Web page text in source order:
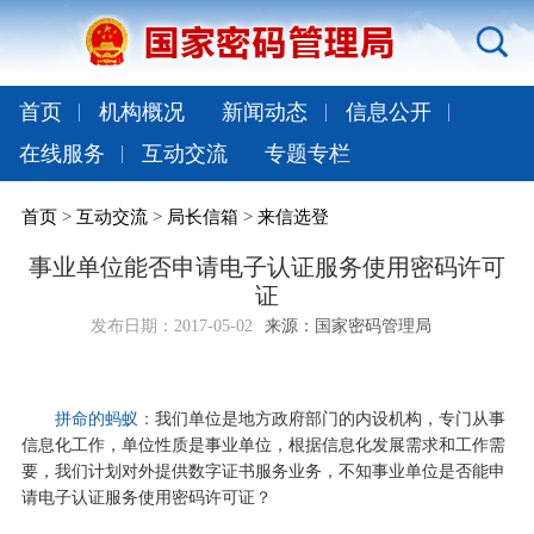
首页 机构概况 新闻动态
信息公开
在线服务
互动交流 专题专栏
首页> 互动交流> 局长信箱 > 来信选登
事业单位能否申请电子认证服务使用密码许可
证
发布日期： 2017-05-02 来源：国家密码管理局
拼命的蚂蚁： 我们单位是地方政府部门的内设机构，专门从事
信息化工作，单位性质是事业单位，根据信息化发展需求和工作需
要，我们计划对外提供数字证书服务业务，不知事业单位是否能申
请电子认证服务使用密码许可证？